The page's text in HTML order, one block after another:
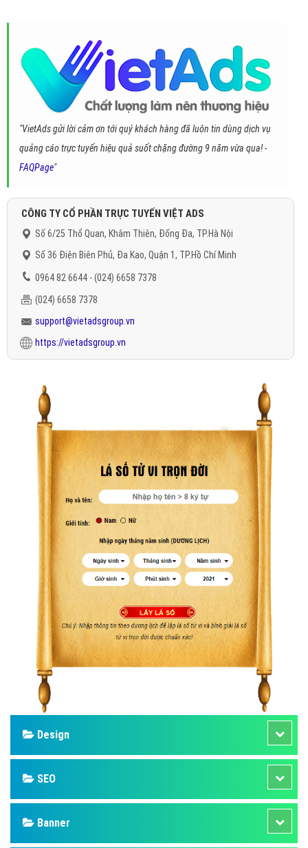
"VietAds gửi lời cảm ơn tới quý khách hàng đã luôn tin dùng dịch vụ
quảng cáo trực tuyến hiệu quả suốt chặng đường 9 năm vừa qua! -
FAQPage"
CÔNG TY CỔ PHẦN TRỰC TUYẾN VIỆT ADS
Số 6/25 Thổ Quan, Khâm Thiên, Đống Đa, TP.Hà Nội
Số 36 Điện Biên Phủ, Đa Kao, Quận 1, TP.Hồ Chí Minh
0964 82 6644 - (024) 6658 7378
(024) 6658 7378
support@vietadsgroup.vn
https://vietadsgroup.vn
Design
SEO
Banner